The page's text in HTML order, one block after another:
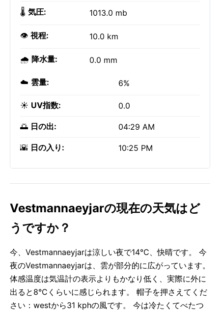
🌡️ 気圧: 1013.0 mb
👁️ 視程: 10.0 km
🌧️ 降水量: 0.0 mm
☁️ 雲量: 6%
☀️ UV指数: 0.0
🌅 日の出: 04:29 AM
🌇 日の入り: 10:25 PM
Vestmannaeyjarの現在の天気はど
うですか？
今、Vestmannaeyjarは涼しい夜で14°C、快晴です。 今
夜のVestmannaeyjarは、雲が部分的に広がっています。
体感温度は気温計の表示よりもかなり低く、実際に外に
出ると8°Cくらいに感じられます。 帽子を押さえてくだ
さい：westから31 kphの風です。 今は冷たくてべたつ